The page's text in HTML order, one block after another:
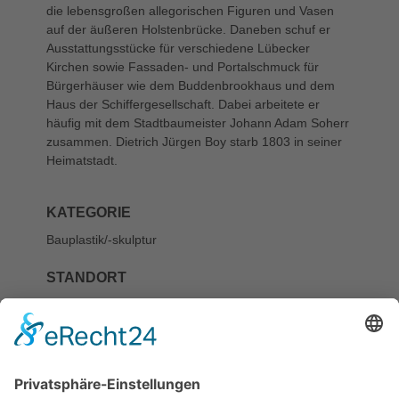
die lebensgroßen allegorischen Figuren und Vasen
auf der äußeren Holstenbrücke. Daneben schuf er
Ausstattungsstücke für verschiedene Lübecker
Kirchen sowie Fassaden- und Portalschmuck für
Bürgerhäuser wie dem Buddenbrookhaus und dem
Haus der Schiffergesellschaft. Dabei arbeitete er
häufig mit dem Stadtbaumeister Johann Adam Soherr
zusammen. Dietrich Jürgen Boy starb 1803 in seiner
Heimatstadt.
KATEGORIE
Bauplastik/-skulptur
STANDORT
Puppenhof
Hansestadt Lübeck